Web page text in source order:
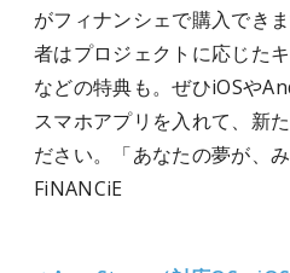
がフィナンシェで購入でき
者はプロジェクトに応じた
などの特典も。ぜひiOSや
スマホアプリを入れて、新
ださい。「あなたの夢が、
FiNANCiE